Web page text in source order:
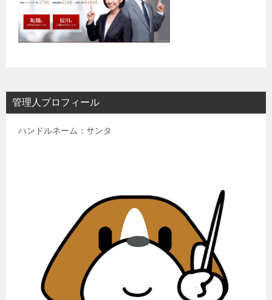
管理人プロフィール
ハンドルネーム：サンタ